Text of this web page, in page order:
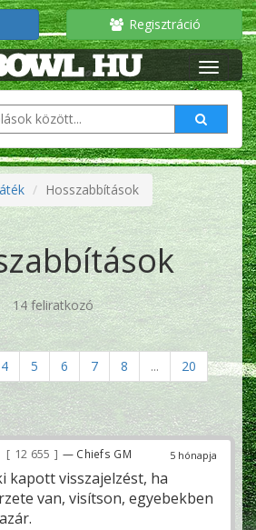
Regisztráció
Hosszabbítások
14 feliratkozó
4 5 6 7 8 ...
20
5 hónapja
12 655 — Chiefs GM
kapott visszajelzést, ha
van, visítson, egyebekben